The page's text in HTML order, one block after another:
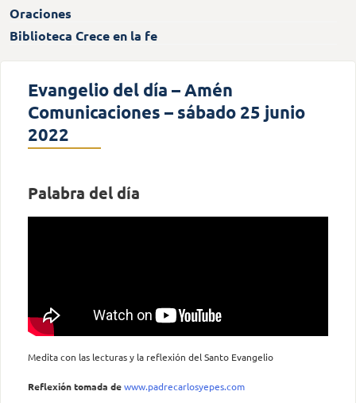
Oraciones
Biblioteca Crece en la fe
Evangelio del día – Amén
Comunicaciones – sábado 25 junio
2022
Palabra del día
Medita con las lecturas y la reflexión del Santo Evangelio
Reflexión tomada dewww.padrecarlosyepes.com